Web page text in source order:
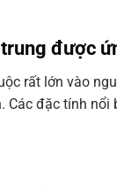
được
rất lớn vào
đặc tính